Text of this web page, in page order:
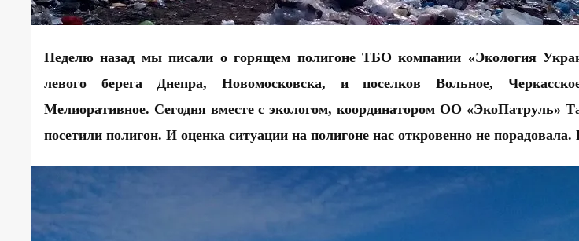
Неделю назад мыписали о горящем полигонеТБО компании «Экология
левого берега Днепра, Новомосковска, и поселков Вольное,
Мелиоративное. Сегодня вместе с экологом, координатором ОО «ЭкоПатруль»
посетили полигон. И оценка ситуации на полигоне нас откровенно не порадовала.